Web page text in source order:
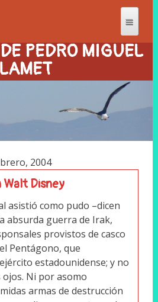
PEDRO MIGUEL
LAMET
2004
Walt Disney
asistió como pudo –dicen
absurda guerra de Irak,
provistos de casco
Pentágono, que
estadounidense; y no
Ni por asomo
armas de destrucción